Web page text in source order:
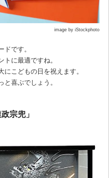
image by iStockphoto
です。
に最適ですね。
こどもの日を祝えます。
喜ぶでしょう。
宗兜」